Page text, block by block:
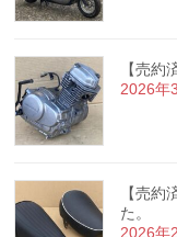
【売約
2026年
【売
た。
2026年